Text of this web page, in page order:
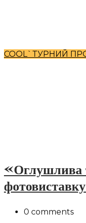
COOL`TУРНИЙ
«Оглушлива
0 comments